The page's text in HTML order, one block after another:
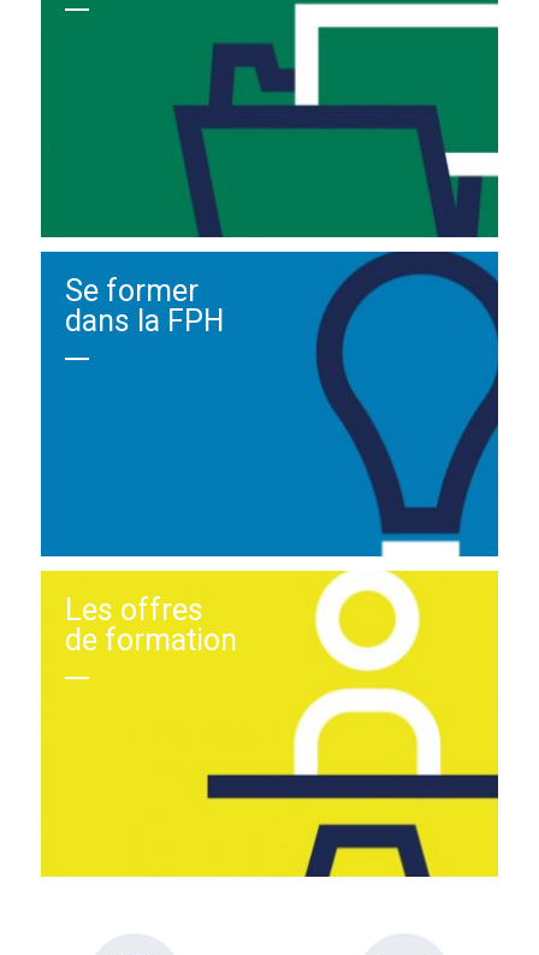
Se former
dans la FPH
Les offres
de formation